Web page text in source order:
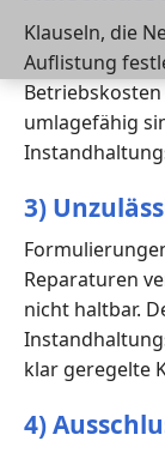
Klauseln, die
Auflistung
umlagefähig
3)
Reparaturen
nicht haltbar.
klar geregelte
4)